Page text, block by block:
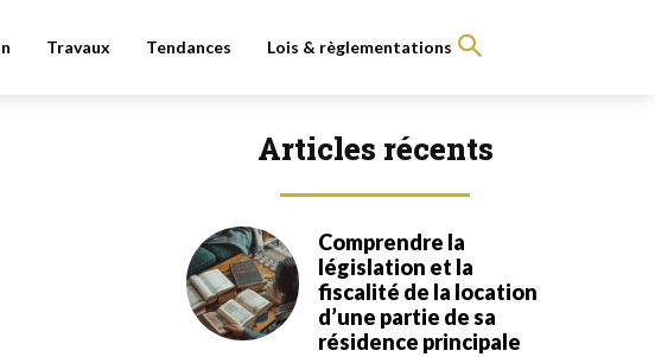
Travaux Tendances Lois & règlementations
Articles récents
Comprendre la
législation et la
fiscalité de la location
d’une partie de sa
résidence principale